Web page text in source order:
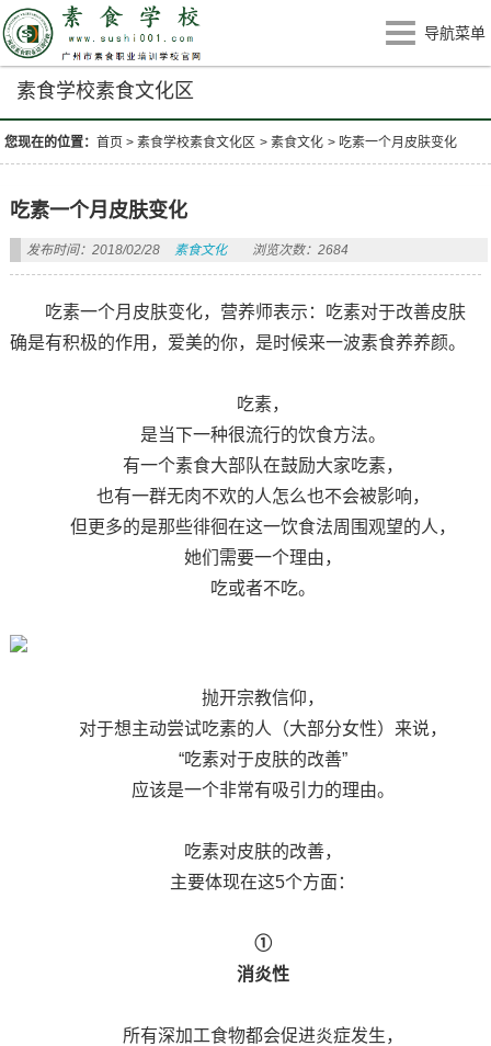
导航菜单
素食学校素食文化区
您现在的位置：首页 >素食学校素食文化区 >素食文化 > 吃素一个月皮肤变化
吃素一个月皮肤变化
发布时间：2018/02/28 素食文化 浏览次数：2684
吃素一个月皮肤变化，营养师表示：吃素对于改善皮肤
确是有积极的作用，爱美的你，是时候来一波素食养养颜。
吃素，
是当下一种很流行的饮食方法。
有一个素食大部队在鼓励大家吃素，
也有一群无肉不欢的人怎么也不会被影响，
但更多的是那些徘徊在这一饮食法周围观望的人，
她们需要一个理由，
吃或者不吃。
抛开宗教信仰，
对于想主动尝试吃素的人（大部分女性）来说，
“吃素对于皮肤的改善”
应该是一个非常有吸引力的理由。
吃素对皮肤的改善，
主要体现在这5个方面：
①
消炎性
所有深加工食物都会促进炎症发生，